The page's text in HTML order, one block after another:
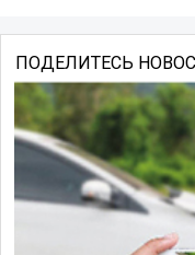
ПОДЕЛИТЕСЬ